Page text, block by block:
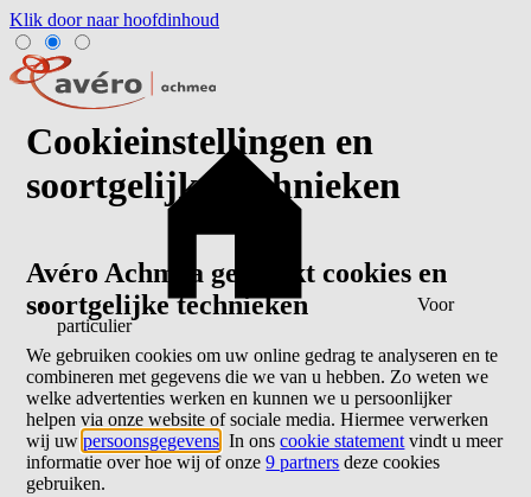
Klik door naar hoofdinhoud
Voor
particulier
Cookieinstellingen en
soortgelijke technieken
Avéro Achmea gebruikt cookies en
soortgelijke technieken
We gebruiken cookies om uw online gedrag te analyseren en te
combineren met gegevens die we van u hebben. Zo weten we
welke advertenties werken en kunnen we u persoonlijker
helpen via onze website of sociale media. Hiermee verwerken
wij uwpersoonsgegevens . In onscookie statement vindt u meer
informatie over hoe wij of onze9 partners deze cookies
gebruiken.